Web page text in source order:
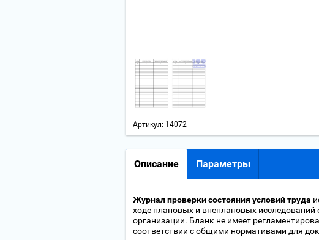
Артикул: 14072
Описание Параметры
Журнал проверки состояния условий труда
ходе плановых и внеплановых
организации. Бланк не имеет
соответствии с общими нормативами для